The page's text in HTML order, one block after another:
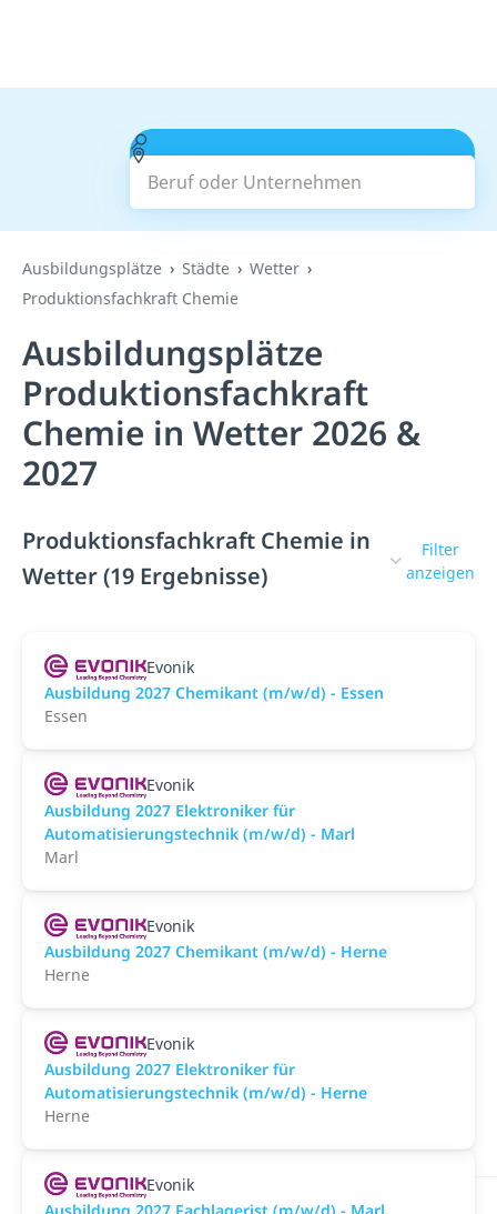
Beruf oder Unternehmen
Suchen
Ausbildungsplätze Städte
Wetter
Produktionsfachkraft Chemie
Ausbildungsplätze
Produktionsfachkraft
Chemie in Wetter 2026 &
2027
Produktionsfachkraft Chemie in
Wetter (19 Ergebnisse)
Filter
anzeigen
Evonik
Ausbildung 2027 Chemikant (m/w/d) - Essen
Essen
Evonik
Ausbildung 2027 Elektroniker für
Automatisierungstechnik (m/w/d) - Marl
Marl
Evonik
Ausbildung 2027 Chemikant (m/w/d) - Herne
Herne
Evonik
Ausbildung 2027 Elektroniker für
Automatisierungstechnik (m/w/d) - Herne
Herne
Evonik